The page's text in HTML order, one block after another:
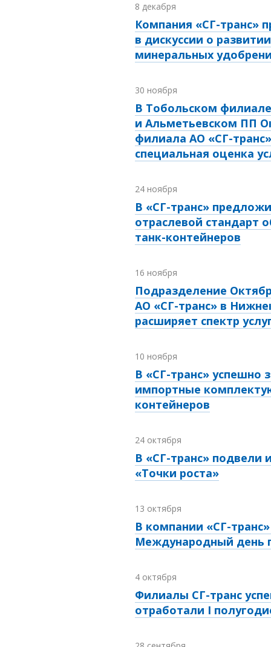
8 декабря
Компания «СГ-транс»
в дискуссии о
минеральных
30 ноября
В Тобольском филиале
и Альметьевском ПП
филиала АО «СГ-
специальная оценка
24 ноября
В «СГ-транс»
отраслевой стандарт
танк-контейнеров
16 ноября
Подразделение
АО «СГ-транс» в
расширяет спектр
10 ноября
В «СГ-транс» успешно
импортные
контейнеров
24 октября
В «СГ-транс» подвели
«Точки роста»
13 октября
В компании «СГ-
Международный день
4 октября
Филиалы СГ-транс
отработали I